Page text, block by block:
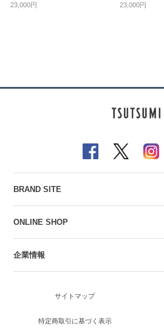
23,000円 23,000円
BRAND SITE
ONLINE SHOP
企業情報
サイトマップ
特定商取引に基づく表示